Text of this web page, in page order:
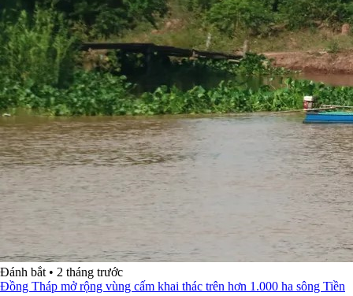
Đánh bắt • 2 tháng trước
Đồng Tháp mở rộng vùng cấm khai thác trên hơn 1.000 ha sông Tiền